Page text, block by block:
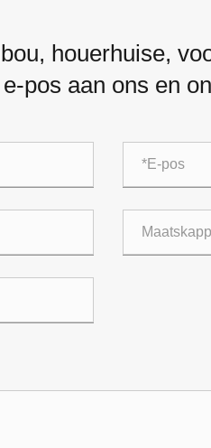
houerhuise,
pos aan ons en